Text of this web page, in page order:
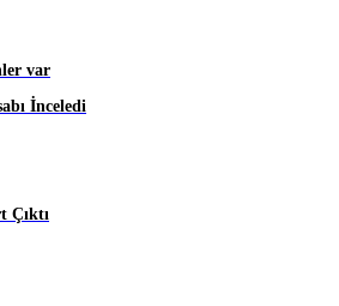
var
İnceledi
Çıktı